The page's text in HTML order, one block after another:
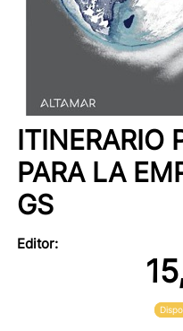
ITINERARIO
PARA LA
GS
Editor: